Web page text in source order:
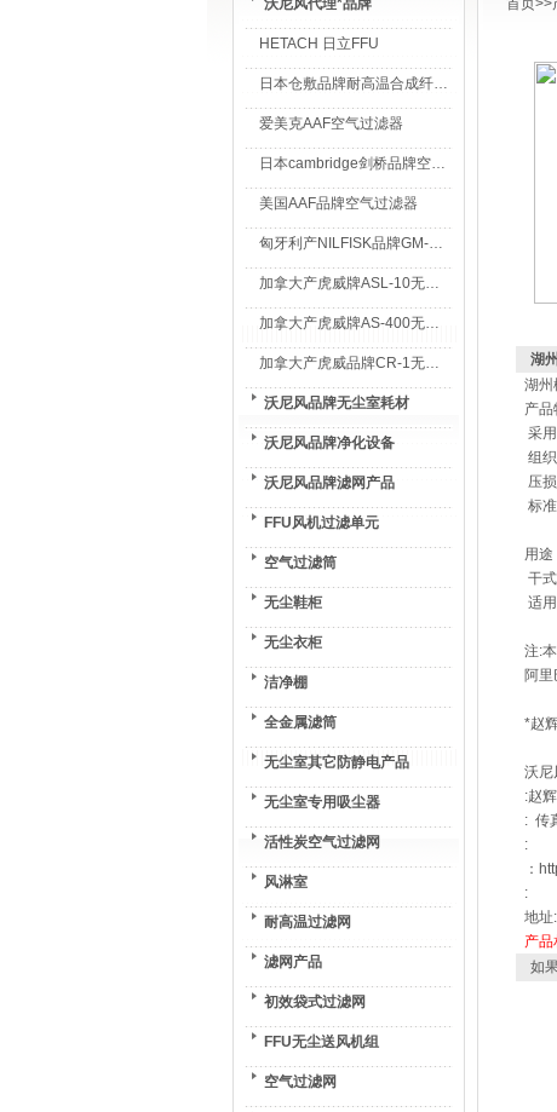
沃尼风代理*品牌
HETACH 日立FFU
日本仓敷品牌耐高温合成纤维过滤棉
爱美克AAF空气过滤器
日本cambridge剑桥品牌空气过滤器
美国AAF品牌空气过滤器
匈牙利产NILFISK品牌GM-80无尘室专用吸尘器
加拿大产虎威牌ASL-10无尘室专用吸尘器
加拿大产虎威牌AS-400无尘室专用吸尘器
加拿大产虎威品牌CR-1无尘室专用吸尘器
沃尼风品牌无尘室耗材
沃尼风品牌净化设备
沃尼风品牌滤网产品
FFU风机过滤单元
空气过滤筒
无尘鞋柜
无尘衣柜
洁净棚
全金属滤筒
无尘室其它防静电产品
无尘室专用吸尘器
活性炭空气过滤网
风淋室
耐高温过滤网
滤网产品
初效袋式过滤网
FFU无尘送风机组
空气过滤网
首页>>
湖
湖州
产品
采
组
压
标
用途
干
适
注:
阿里
*赵
沃尼
:赵辉
: 传
:
：
:
地址
产品
如